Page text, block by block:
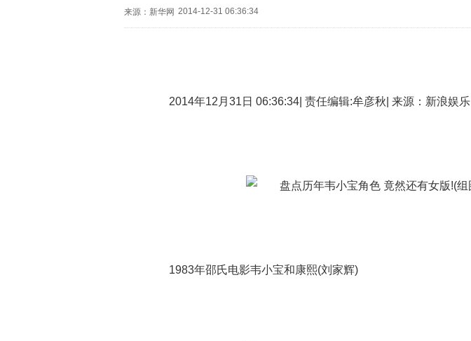
来源：新华网 2014-12-31 06:36:34
2014年12月31日 06:36:34| 责任编辑:牟彦秋| 来源：新浪娱乐
1983年邵氏电影韦小宝和康熙(刘家辉)